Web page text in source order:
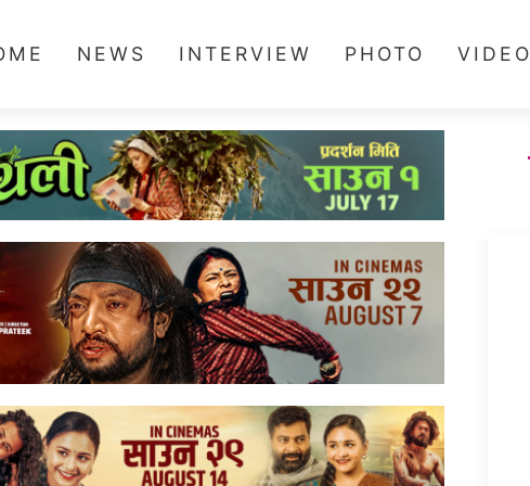
NEWS INTERVIEW PHOTO VIDEO